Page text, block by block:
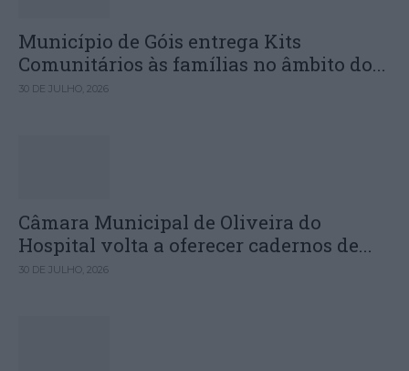
Município de Góis entrega Kits
Comunitários às famílias no âmbito do...
30 DE JULHO, 2026
Câmara Municipal de Oliveira do
Hospital volta a oferecer cadernos de...
30 DE JULHO, 2026